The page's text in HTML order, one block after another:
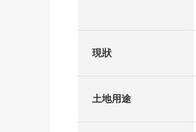
現狀
土地用途